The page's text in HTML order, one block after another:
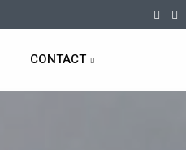
CONTACT